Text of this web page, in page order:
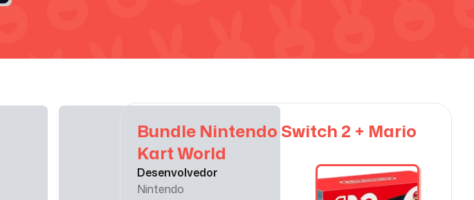
Bundle Nintendo Switch 2 + Mario
Kart World
Desenvolvedor
Nintendo